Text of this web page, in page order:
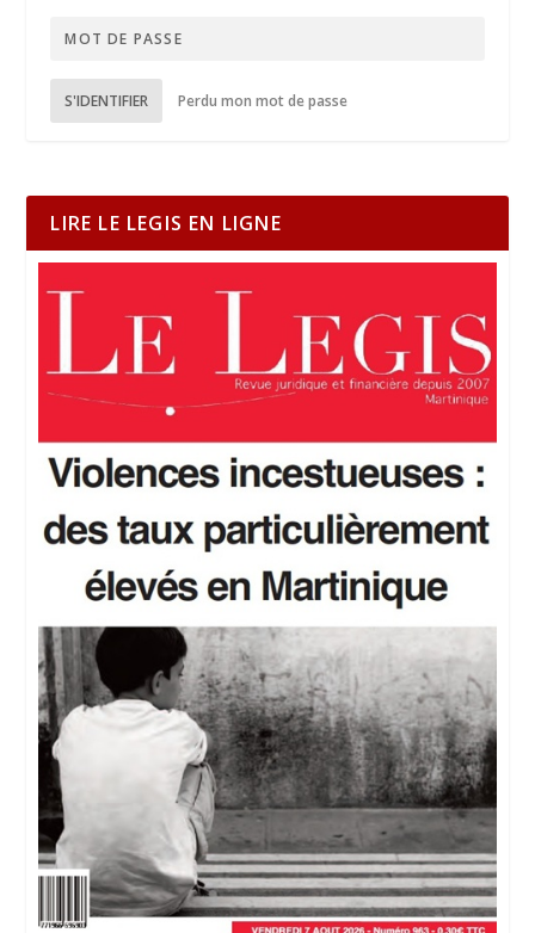
S'IDENTIFIER Perdu mon mot de passe
LIRE LE LEGIS EN LIGNE